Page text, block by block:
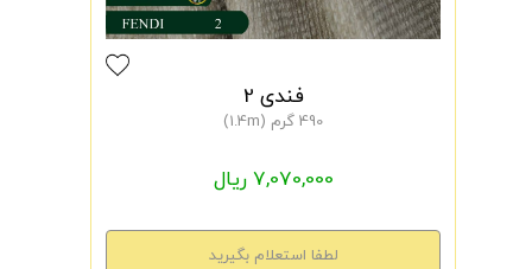
فندی 2
490 گرم (1.4m)
7,070,000 ریال